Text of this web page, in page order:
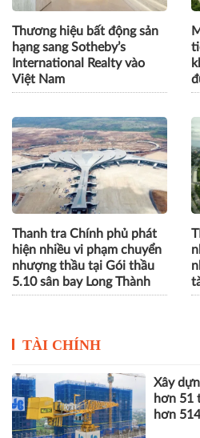
Thương hiệu bất động sản
hạng sang Sotheby’s
International Realty vào
Việt Nam
Thanh tra Chính phủ phát
hiện nhiều vi phạm chuyển
nhượng thầu tại Gói thầu
5.10 sân bay Long Thành
TÀI CHÍNH
Xây
hơn 51
hơn